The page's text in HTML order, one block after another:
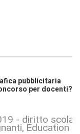
pubblicitaria
per docenti?
- diritto
Education